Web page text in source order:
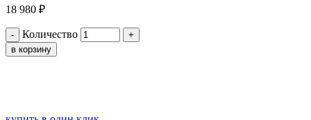
18 980 ₽
- Количество
+
в корзину